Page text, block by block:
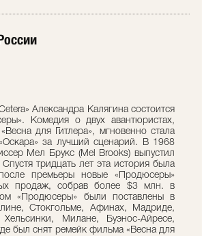
Александра Калягина состоится
Комедия о двух авантюристах,
для Гитлера», мгновенно стала
за лучший сценарий. В 1968
Мел Брукс (Mel Brooks) выпустил
тридцать лет эта история была
премьеры новые «Продюсеры»
продаж, собрав более $3 млн. в
«Продюсеры» были поставлены в
Стокгольме, Афинах, Мадриде,
Милане, Буэнос-Айресе,
был снят ремейк фильма «Весна для